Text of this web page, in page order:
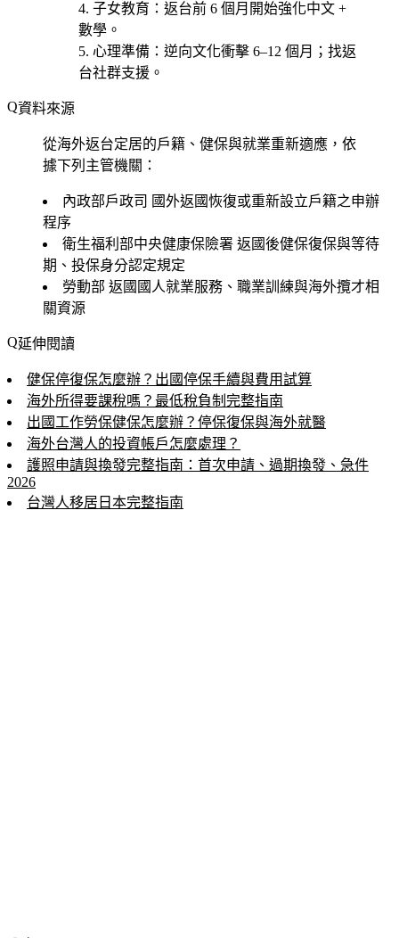
子女教育 ：返台前 6 個月開始強化中文 +
數學。
心理準備 ：逆向文化衝擊 6–12 個月；找返
台社群支援。
資料來源
從海外返台定居的戶籍、健保與就業重新適應，依
據下列主管機關：
內政部戶政司 國外返國恢復或重新設立戶籍之申辦
程序
衛生福利部中央健康保險署 返國後健保復保與等待
期、投保身分認定規定
勞動部 返國國人就業服務、職業訓練與海外攬才相
關資源
延伸閱讀
健保停復保怎麼辦？出國停保手續與費用試算
海外所得要課稅嗎？最低稅負制完整指南
出國工作勞保健保怎麼辦？停保復保與海外就醫
海外台灣人的投資帳戶怎麼處理？
護照申請與換發完整指南：首次申請、過期換發、急件
2026
台灣人移居日本完整指南